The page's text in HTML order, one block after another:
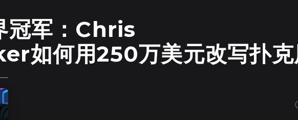
冠军：Chris
如何用250万美元改写扑克